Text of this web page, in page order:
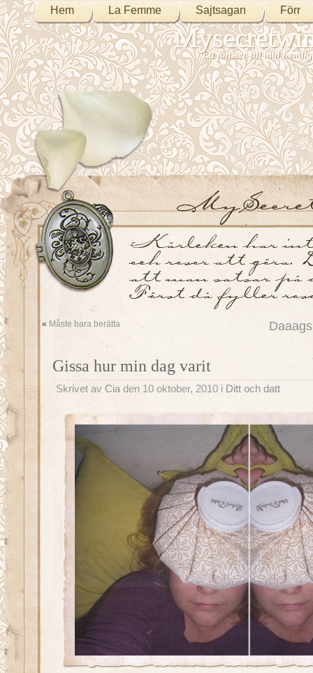
Hem La Femme Sajtsagan Förr
Ett fönster till min
« Måste bara berätta
Gissa hur min dag varit
Skrivet av Cia den 10 oktober, 2010 i Ditt och datt